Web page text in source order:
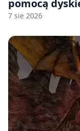
pomocą
7 sie 2026